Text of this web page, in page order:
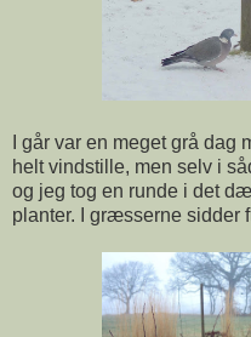
I går var en meget grå
helt vindstille, men selv i
og jeg tog en runde i det
planter. I græsserne sidder